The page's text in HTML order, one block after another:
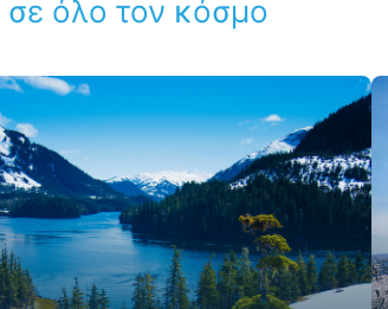
σε όλο τον κόσμο